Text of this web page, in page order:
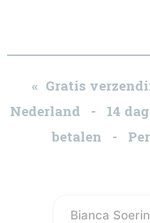
« Gratis
Nederland - 14
betalen -